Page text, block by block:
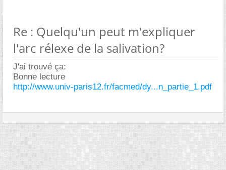
Re : Quelqu'un peut m'expliquer
l'arc rélexe de la salivation?
J'ai trouvé ça:
Bonne lecture
http://www.univ-paris12.fr/facmed/dy...n_partie_1.pdf